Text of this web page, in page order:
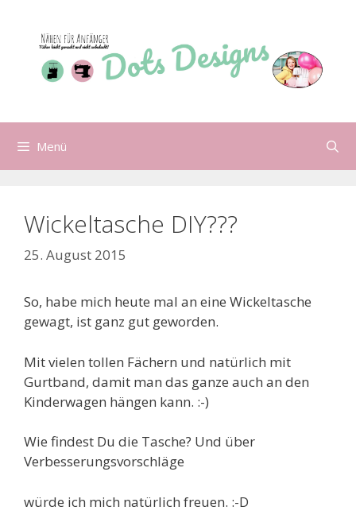
springen
Menü
Wickeltasche DIY???
25. August 2015
So, habe mich heute mal an eine Wickeltasche
gewagt, ist ganz gut geworden.
Mit vielen tollen Fächern und natürlich mit
Gurtband, damit man das ganze auch an den
Kinderwagen hängen kann. :-)
Wie findest Du die Tasche? Und über
Verbesserungsvorschläge
würde ich mich natürlich freuen. :-D